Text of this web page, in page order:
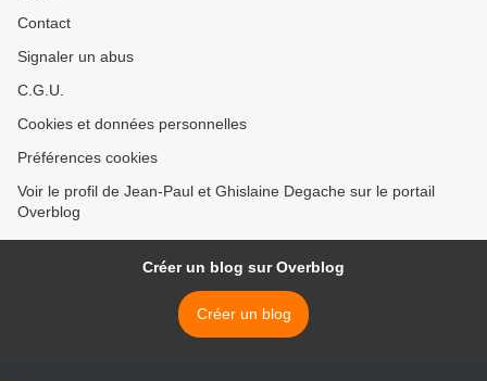
Contact
Signaler un abus
C.G.U.
Cookies et données personnelles
Préférences cookies
Voir le profil de Jean-Paul et Ghislaine Degache sur le portail
Overblog
Créer un blog sur Overblog
Créer un blog